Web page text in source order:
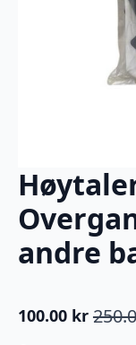
andre
Opprinnelig
100.00 kr
Nåværende